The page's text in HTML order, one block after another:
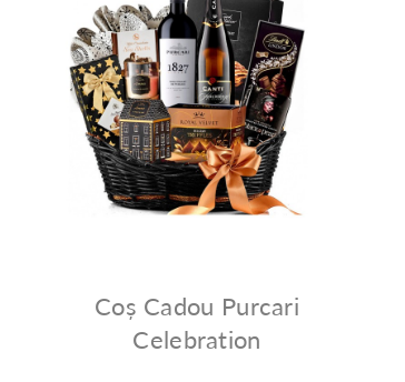
Coș Cadou Purcari
Celebration